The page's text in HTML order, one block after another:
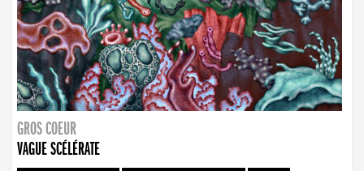
GROS COEUR
VAGUE SCÉLÉRATE